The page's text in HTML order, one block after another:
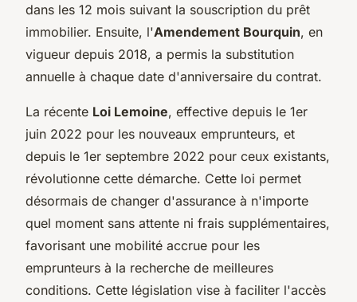
dans les 12 mois suivant la souscription du prêt
immobilier. Ensuite, l'Amendement Bourquin, en
vigueur depuis 2018, a permis la substitution
annuelle à chaque date d'anniversaire du contrat.
La récente Loi Lemoine, effective depuis le 1er
juin 2022 pour les nouveaux emprunteurs, et
depuis le 1er septembre 2022 pour ceux existants,
révolutionne cette démarche. Cette loi permet
désormais de changer d'assurance à n'importe
quel moment sans attente ni frais supplémentaires,
favorisant une mobilité accrue pour les
emprunteurs à la recherche de meilleures
conditions. Cette législation vise à faciliter l'accès